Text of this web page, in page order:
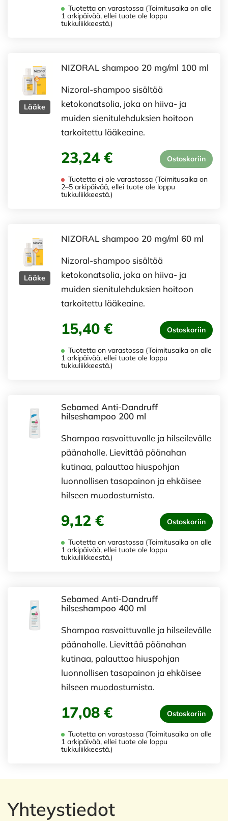
Tuotetta on varastossa (Toimitusaika on alle
1 arkipäivää, ellei tuote ole loppu
tukkuliikkeestä.)
Lääke
NIZORAL shampoo 20 mg/ml 100 ml
Nizoral-shampoo sisältää
ketokonatsolia, joka on hiiva- ja
muiden sienitulehduksien hoitoon
tarkoitettu lääkeaine.
23,24 € Ostoskoriin
Tuotetta ei ole varastossa (Toimitusaika on
2–5 arkipäivää, ellei tuote ole loppu
tukkuliikkeestä.)
Lääke
NIZORAL shampoo 20 mg/ml 60 ml
Nizoral-shampoo sisältää
ketokonatsolia, joka on hiiva- ja
muiden sienitulehduksien hoitoon
tarkoitettu lääkeaine.
15,40 € Ostoskoriin
Tuotetta on varastossa (Toimitusaika on alle
1 arkipäivää, ellei tuote ole loppu
tukkuliikkeestä.)
Sebamed Anti-Dandruff
hilseshampoo 200 ml
Shampoo rasvoittuvalle ja hilseilevälle
päänahalle. Lievittää päänahan
kutinaa, palauttaa hiuspohjan
luonnollisen tasapainon ja ehkäisee
hilseen muodostumista.
9,12 € Ostoskoriin
Tuotetta on varastossa (Toimitusaika on alle
1 arkipäivää, ellei tuote ole loppu
tukkuliikkeestä.)
Sebamed Anti-Dandruff
hilseshampoo 400 ml
Shampoo rasvoittuvalle ja hilseilevälle
päänahalle. Lievittää päänahan
kutinaa, palauttaa hiuspohjan
luonnollisen tasapainon ja ehkäisee
hilseen muodostumista.
17,08 € Ostoskoriin
Tuotetta on varastossa (Toimitusaika on alle
1 arkipäivää, ellei tuote ole loppu
tukkuliikkeestä.)
Yhteystiedot